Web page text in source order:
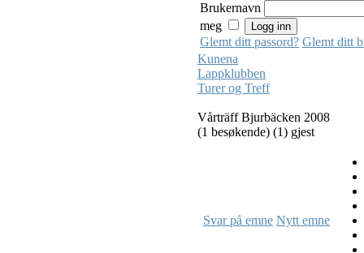
Brukernavn
meg
Glemt ditt passord? Glemt ditt
Kunena
Lappklubben
Turer og Treff
Vårträff Bjurbäcken 2008
(1 besøkende) (1) gjest
Svar på emne Nytt emne